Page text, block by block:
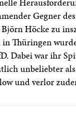
Gegner
Björn Höcke zu
in Thüringen
Dabei war ihr
unbeliebter
und verlor